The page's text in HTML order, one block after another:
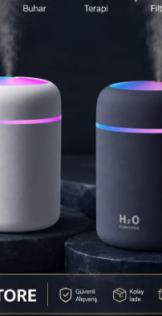
Type-c Başlık
₺399,00
taksitlerle